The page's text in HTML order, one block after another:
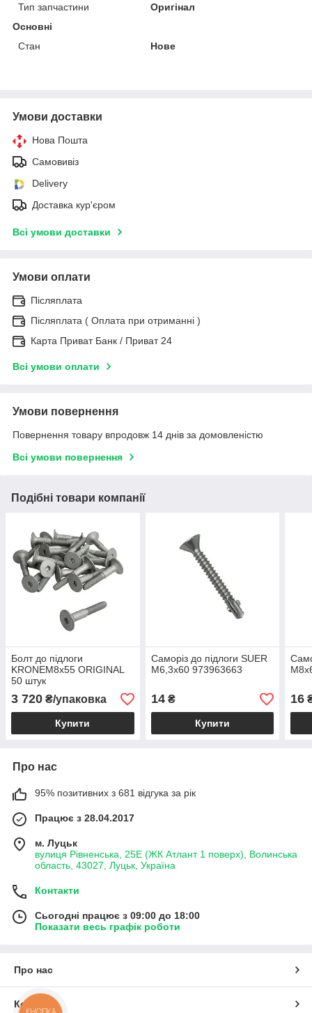
Тип запчастини
Оригінал
Основні
Стан
Нове
Умови доставки
Нова Пошта
Самовивіз
Delivery
Доставка кур'єром
Всі умови доставки
Умови оплати
Післяплата
Післяплата ( Оплата при отриманні )
Карта Приват Банк / Приват 24
Всі умови оплати
Умови повернення
Повернення товару впродовж 14 днів за домовленістю
Всі умови повернення
Подібні товари компанії
Болт до підлоги
KRONEМ8x55 ORIGINAL
50 штук
3 720 ₴/упаковка
Купити
Саморіз до підлоги SUER
М6,3x60 973963663
14₴
Купити
16
Про нас
95% позитивних з 681 відгука за рік
Працює з 28.04.2017
м. Луцьк
вулиця Рівненська, 25Е (ЖК Атлант 1 поверх), Волинська
область, 43027, Луцьк, Україна
Контакти
Сьогодні працює з 09:00 до 18:00
Показати весь графік роботи
Про нас
Контакти